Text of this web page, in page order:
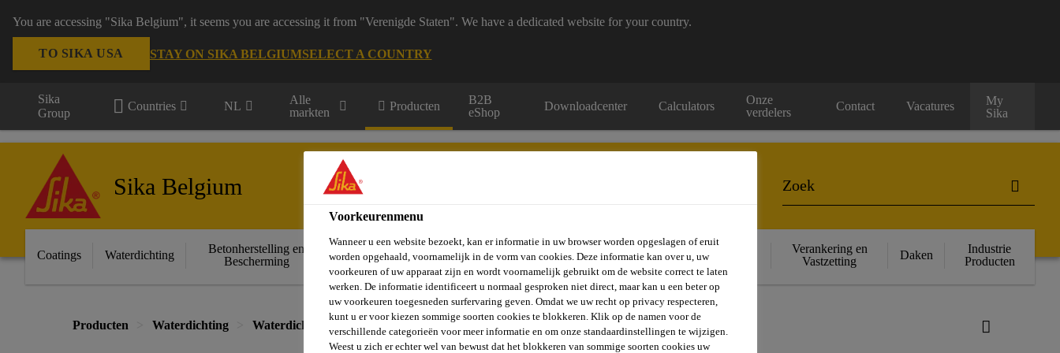
You are accessing "Sika Belgium", it seems you are accessing it from "Verenigde Staten". We have a dedicated website for your country.
TO SIKA USA STAY ON SIKA BELGIUMSELECT A COUNTRY
Sika
Group
Countries NL
Alle
markten
Producten
B2B
eShop
Downloadcenter Calculators
Onze
verdelers
Contact Vacatures
My
Sika
Sika Belgium
Coatings Waterdichting
Betonherstelling en
Bescherming
Gevels, Wanden &
Balkons
Vloeren
Verlijmen en
Afdichten
Beton
Structurele
Versterking
Verankering en
Vastzetting
Daken
Industrie
Producten
Producten Waterdichting Waterdichtings Membranen FPO Membraan - SikaProof® SikaProof® A+ 12
Voorkeurenmenu
Wanneer u een website bezoekt, kan er informatie in uw browser worden opgeslagen of eruit
worden opgehaald, voornamelijk in de vorm van cookies. Deze informatie kan over u, uw
voorkeuren of uw apparaat zijn en wordt voornamelijk gebruikt om de website correct te laten
werken. De informatie identificeert u normaal gesproken niet direct, maar kan u een beter op
uw voorkeuren toegesneden surfervaring geven. Omdat we uw recht op privacy respecteren,
kunt u er voor kiezen sommige soorten cookies te blokkeren. Klik op de namen voor de
verschillende categorieën voor meer informatie en om onze standaardinstellingen te wijzigen.
Weest u zich er echter wel van bewust dat het blokkeren van sommige soorten cookies uw